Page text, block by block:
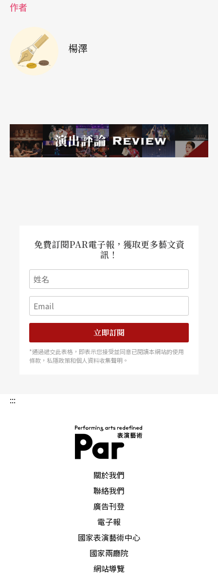
景使然，我的視線將從文藝傳統的周邊出發，調
子三人之間，現代舞的家庭傳奇上。
三
視，三十多年交情的老同學，曼菲獨舞《輓歌》的
身影，清瘦卻強悍地映入腦海。儘管舞者已經優雅
如同老林說的，她身上總有種「帥」。我以為，曼
菲是個天生的舞者，就像天生的運動員，不單可以
肉身做出一系列不可能之舉，她的形體、動作，在
某個奇妙的瞬間，更足以超凡入聖。作為一名舞
者，我懷疑，曼菲極可能是台灣人有史以來條件最
好的：一百六十二公分的身高，手長五十六公分，
腿長一百零二公分，體重四十八公斤（雲門服裝間
一九九一年的資料），四肢修長所特有的輕盈感，
舞中，這具完美的舞者軀體，無疑留下了那個年
《輓歌》是一九八九年，老林在史詩性作品《薪
傳》之後，再度以中華民族主義的高姿態，為悼念
彼岸六四天安門受難生靈所作的一支獨舞，一曲洋
溢主觀抒情意味的哀歌。曼菲跳此舞時，年過三
十，但她人天生單純，臉上純真的模樣，仍是濃濃
的少女味。依情理推，台上舞者應是代表台灣，或
說整個華人世界的「自由女神」；然而，曼菲不是
什麼女神，她只是平凡的人間少女。但，細細追究
作者
楊澤
免費訂閱PAR電子報，獲取更多藝文資
訊！
立即訂閱
*通過遞交此表格，即表示您接受並同意已閱讀本網站的使用
條款，私隱政策和個人資料收集聲明。
:::
關於我們
聯絡我們
廣告刊登
電子報
國家表演藝術中心
國家兩廳院
網站導覽